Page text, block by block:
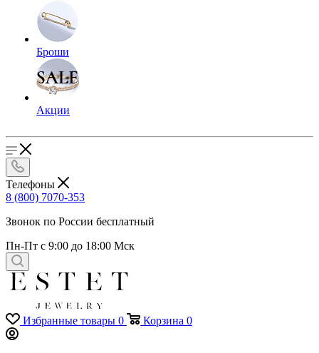
Броши
Акции
Телефоны
8 (800) 7070-353
Звонок по России бесплатный
Пн-Пт с 9:00 до 18:00 Мск
Избранные товары 0 Корзина 0